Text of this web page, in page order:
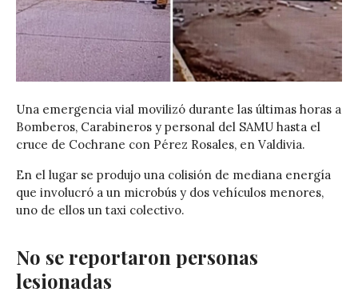
Una emergencia vial movilizó durante las últimas horas a
Bomberos, Carabineros y personal del SAMU hasta el
cruce de Cochrane con Pérez Rosales, en Valdivia.
En el lugar se produjo una colisión de mediana energía
que involucró a un microbús y dos vehículos menores,
uno de ellos un taxi colectivo.
No se reportaron personas
lesionadas